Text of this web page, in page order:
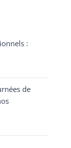
:
de